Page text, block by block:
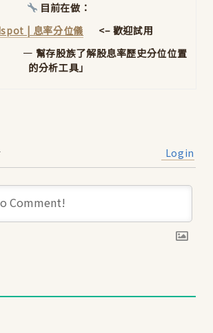
目前在做：
| 息率分位儀 <– 歡迎試用
了解股息率歷史分位位置
的分析工具」
Login